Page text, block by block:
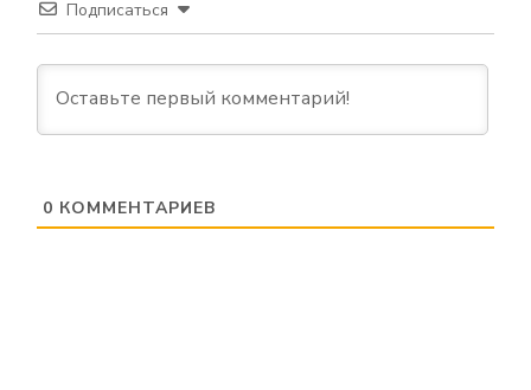
Подписаться
0 КОММЕНТАРИЕВ